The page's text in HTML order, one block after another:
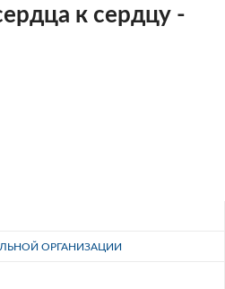
к сердцу -
ОРГАНИЗАЦИИ